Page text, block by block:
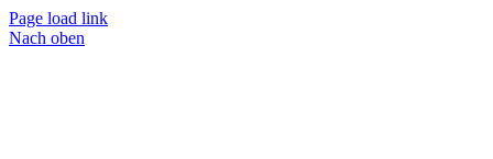
Page load link
Nach oben